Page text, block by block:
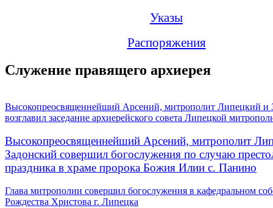
Указы
Распоряжения
Служение правящего архиерея
Высокопреосвященнейший Арсений, митрополит Липецкий и
возглавил заседание архиерейского совета Липецкой
Высокопреосвященнейший Арсений, митрополит
Задонский совершил богослужения по случаю
праздника в храме пророка Божия Илии с. Панино
Глава митрополии совершил богослужения в кафедральном
Рождества Христова г. Липецка